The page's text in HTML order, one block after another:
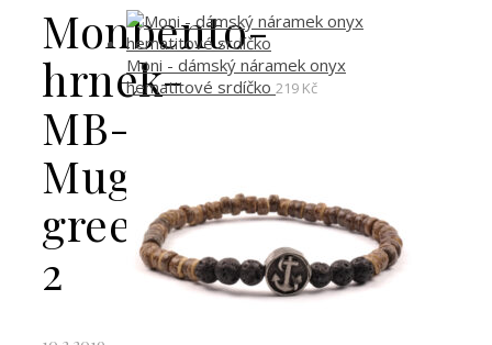
Monbento-
hrnek-
MB-
Mug-
green-
2
Moni - dámský náramek onyx
hematitové srdíčko 219 Kč